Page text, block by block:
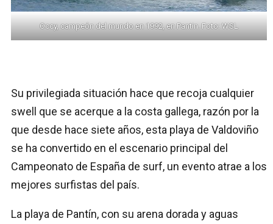
Occy, campeón del mundo en 1992, en Pantin. Foto: WSL
Su privilegiada situación hace que recoja cualquier
swell que se acerque a la costa gallega, razón por la
que desde hace siete años, esta playa de Valdoviño
se ha convertido en el escenario principal del
Campeonato de España de surf, un evento atrae a los
mejores surfistas del país.
La playa de Pantín, con su arena dorada y aguas